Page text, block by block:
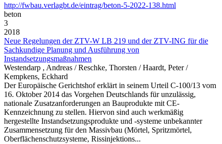
http://fwbau.verlagbt.de/eintrag/beton-5-2022-138.html
beton
3
2018
Neue Regelungen der ZTV-W LB 219 und der ZTV-ING für die
Sachkundige Planung und Ausführung von
Instandsetzungsmaßnahmen
Westendarp , Andreas / Reschke, Thorsten / Haardt, Peter /
Kempkens, Eckhard
Der Europäische Gerichtshof erklärt in seinem Urteil C-100/13 vom
16. Oktober 2014 das Vorgehen Deutschlands für unzulässig,
nationale Zusatzanforderungen an Bauprodukte mit CE-
Kennzeichnung zu stellen. Hiervon sind auch werkmäßig
hergestellte Instandsetzungsprodukte und -systeme unbekannter
Zusammensetzung für den Massivbau (Mörtel, Spritzmörtel,
Oberflächenschutzsysteme, Rissinjektions...